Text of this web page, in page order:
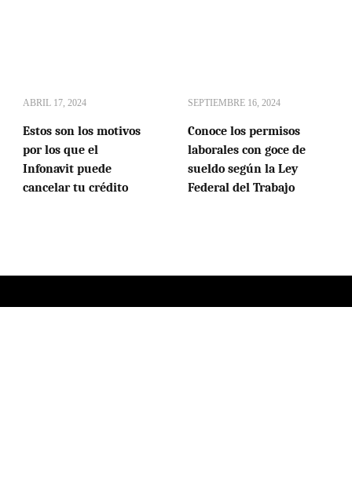
ABRIL 17, 2024
Estos son los motivos
por los que el
Infonavit puede
cancelar tu crédito
SEPTIEMBRE 16, 2024
Conoce los permisos
laborales con goce de
sueldo según la Ley
Federal del Trabajo